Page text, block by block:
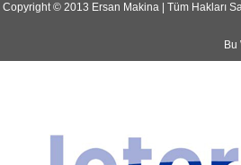
Copyright © 2013 Ersan Makina | Tüm Hakları
Bu